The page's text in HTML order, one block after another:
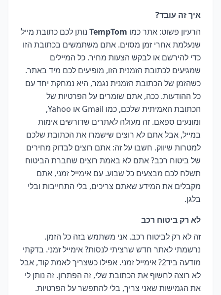
איך זה עובד?
הרעיון פשוט: אתר כמו TempTom נותן לכם כתובת מייל
שנעלמת אחרי זמן מסוים. אתם משתמשים בכתובת הזו
כדי להירשם או לבקש הצעות מחיר. כל המיילים
שמגיעים לכתובת הזמנית הזו, מופיעים לכם מיד באתר.
כשהזמן של הכתובת הזמנית נגמר, היא נמחקת יחד עם
כל ההודעות. ככה, אתם שומרים על הפרטיות של
הכתובת האמיתית שלכם, כמו Gmail או Yahoo,
ומונעים ספאם. זה מעולה לאתרים שדורשים אימות
במייל, אבל אתם לא רוצים שישמרו את הכתובת שלכם
למטרות שיווק. חשבו על זה: אתם רוצים לבדוק מחירים
של ביטוח רכב? אתם לא באמת רוצים שחברת הביטוח
תשלח לכם מבצעים כל שבוע. עם אימייל זמני, אתם
מקבלים את המידע שאתם צריכים, בלי התחייבות ובלי
בלגן.
לא רק ביטוח רכב
זה לא רק לביטוח רכב. אני משתמש בזה כל הזמן.
נרשמתי לאתר חדש שרציתי לנסות? אימייל זמני. בדקתי
מודעה ביד2? אימייל זמני. אפילו כשצריך לאמת קוד, אבל
לא רוצה לחשוף את הכתובת שלי, זה הפתרון. זה נותן לי
את הגמישות שאני צריך, בלי להתפשר על הפרטיות.